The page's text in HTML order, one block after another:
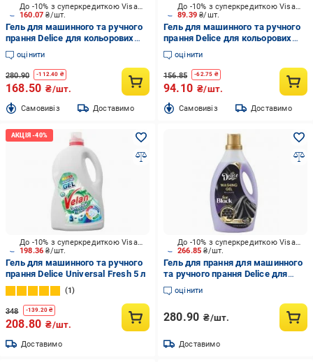
160.07₴/шт.
До -10% з суперкредиткою Visa Вигода
Гель для машинного та ручного
прання Delice для кольорових
речей Delice 2 л
оцінити
280.90 -112.40 ₴
168.50 ₴/шт.
Cамовивіз Доставимо
89.39₴/шт.
До -10% з суперкредиткою Visa Вигода
Гель для машинного та ручного
прання Delice для кольорових
речей Delice 1 л
оцінити
156.85 -62.75 ₴
94.10 ₴/шт.
Cамовивіз Доставимо
198.36₴/шт.
До -10% з суперкредиткою Visa Вигода
Гель для машинного та ручного
прання Delice Universal Fresh 5 л
1
348 -139.20 ₴
208.80 ₴/шт.
Доставимо
266.85₴/шт.
До -10% з суперкредиткою Visa Вигода
Гель для прання для машинного
та ручного прання Delice для
темних речей Delice 2 л
оцінити
280.90 ₴/шт.
Доставимо